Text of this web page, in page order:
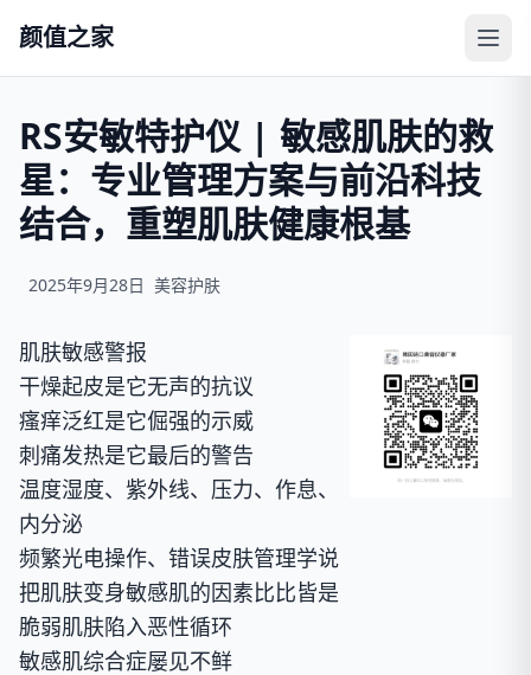
颜值之家
RS安敏特护仪 | 敏感肌肤的救
星：专业管理方案与前沿科技
结合，重塑肌肤健康根基
2025年9月28日 美容护肤
肌肤敏感警报
干燥起皮是它无声的抗议
瘙痒泛红是它倔强的示威
刺痛发热是它最后的警告
温度湿度、紫外线、压力、作息、
内分泌
频繁光电操作、错误皮肤管理学说
把肌肤变身敏感肌的因素比比皆是
脆弱肌肤陷入恶性循环
敏感肌综合症屡见不鲜